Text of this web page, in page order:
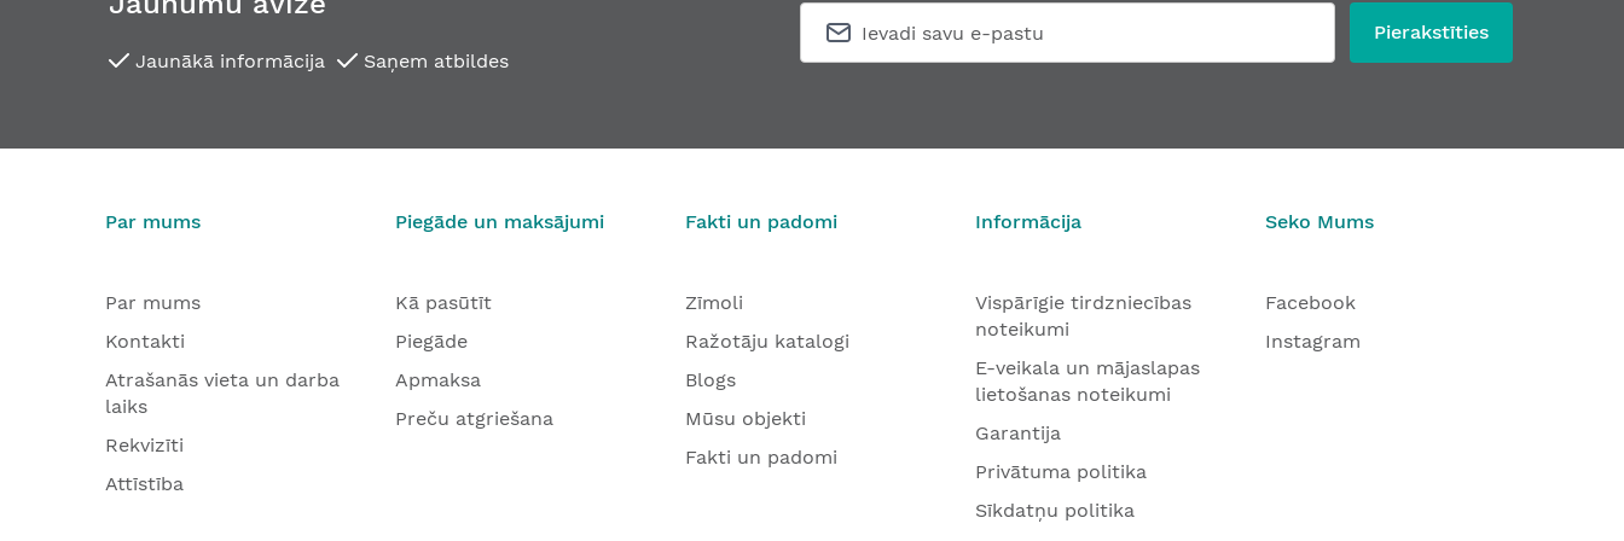
Jaunākā informācija Saņem atbildes
Pierakstīties
Par mums
Par mums
Kontakti
Atrašanās vieta un darba
laiks
Rekvizīti
Attīstība
Piegāde un maksājumi
Kā pasūtīt
Piegāde
Apmaksa
Preču atgriešana
Fakti un padomi
Zīmoli
Ražotāju katalogi
Blogs
Mūsu objekti
Fakti un padomi
Informācija
Vispārīgie tirdzniecības
noteikumi
E-veikala un mājaslapas
lietošanas noteikumi
Garantija
Privātuma politika
Sīkdatņu politika
Seko Mums
Facebook
Instagram